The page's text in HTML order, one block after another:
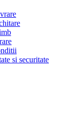
si securitate